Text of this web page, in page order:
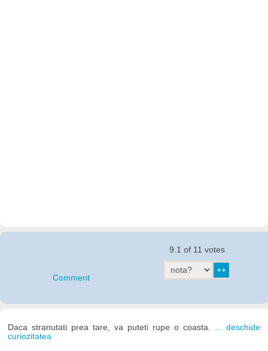
Comment
9.1 of 11 votes
Daca stranutati prea tare, va puteti rupe o coasta. ... deschide
curiozitatea